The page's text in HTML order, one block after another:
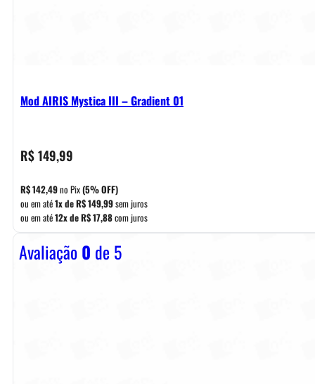
Mod AIRIS Mystica III – Gradient 01
R$149,99
R$142,49no Pix(5% OFF)
ou em até1x deR$149,99sem juros
ou em até12x deR$17,88com juros
Avaliação0 de 5